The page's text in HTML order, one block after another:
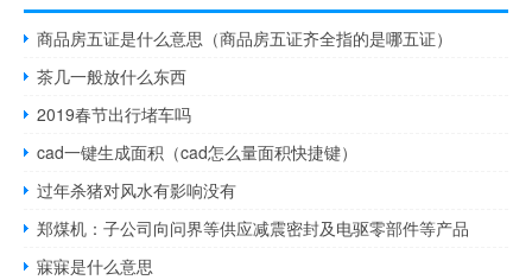
商品房五证是什么意思（商品房五证齐全指的是哪五证）
茶几一般放什么东西
2019春节出行堵车吗
cad一键生成面积（cad怎么量面积快捷键）
过年杀猪对风水有影响没有
郑煤机：子公司向问界等供应减震密封及电驱零部件等产品
寐寐是什么意思